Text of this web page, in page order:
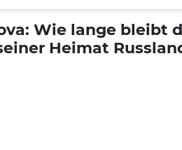
Wie lange bleibt
Heimat